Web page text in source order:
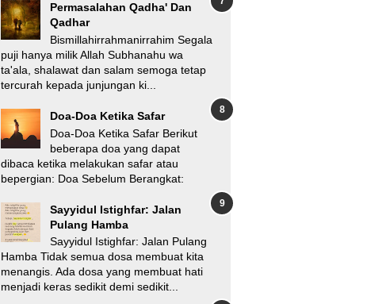
Permasalahan Qadha' Dan
Qadhar
Bismillahirrahmanirrahim Segala
puji hanya milik Allah Subhanahu wa
ta'ala, shalawat dan salam semoga tetap
tercurah kepada junjungan ki...
Doa-Doa Ketika Safar
Doa-Doa Ketika Safar Berikut
beberapa doa yang dapat
dibaca ketika melakukan safar atau
bepergian: Doa Sebelum Berangkat:
Sayyidul Istighfar: Jalan
Pulang Hamba
Sayyidul Istighfar: Jalan Pulang
Hamba Tidak semua dosa membuat kita
menangis. Ada dosa yang membuat hati
menjadi keras sedikit demi sedikit...